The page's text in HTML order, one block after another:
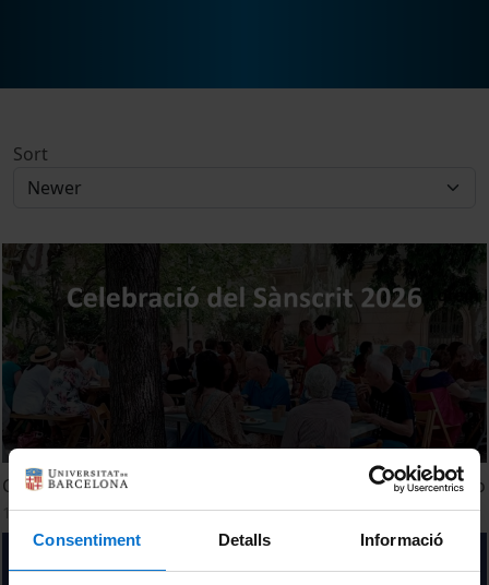
Consentiment Detalls Informació
Sort
Celebración del Sánscrito 2026. Jardín del Edificio Histórico
17 July, 2026